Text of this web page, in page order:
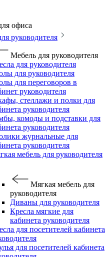
офиса
руководителя
Мебель для руководителя
для руководителя
для руководителя
для переговоров в
руководителя
стеллажи и полки для
руководителя
комоды и подставки для
руководителя
журнальные для
руководителя
мебель для руководителя
Мягкая мебель для
руководителя
Диваны для руководителя
Кресла мягкие для
кабинета руководителя
для посетителей кабинета
для посетителей кабинета